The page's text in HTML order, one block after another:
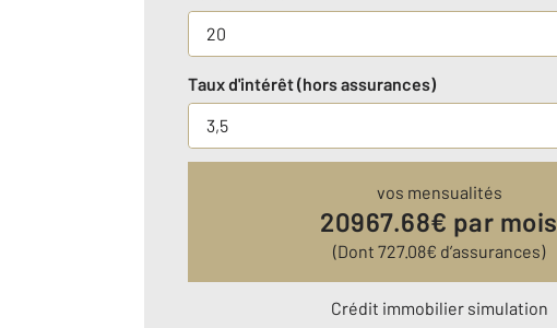
Taux d'intérêt (hors assurances)
vos mensualités
20967.68€ par mois
(Dont 727.08€ d’assurances)
Crédit immobilier simulation